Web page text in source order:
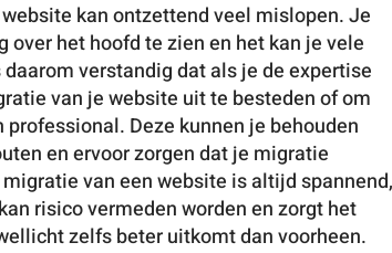
kan ontzettend veel mislopen. Je
over het hoofd te zien en het kan je vele
verstandig dat als je de expertise
van je website uit te besteden of om
Deze kunnen je behouden
en ervoor zorgen dat je migratie
van een website is altijd spannend,
risico vermeden worden en zorgt het
zelfs beter uitkomt dan voorheen.